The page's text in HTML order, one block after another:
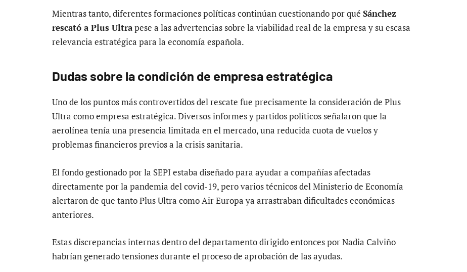
Mientras tanto, diferentes formaciones políticas continúan cuestionando por qué Sánchez
rescató a Plus Ultrapese a las advertencias sobre la viabilidad real de la empresa y su escasa
relevancia estratégica para la economía española.
Dudas sobre la condición de empresa estratégica
Uno de los puntos más controvertidos del rescate fue precisamente la consideración de Plus
Ultra como empresa estratégica. Diversos informes y partidos políticos señalaron que la
aerolínea tenía una presencia limitada en el mercado, una reducida cuota de vuelos y
problemas financieros previos a la crisis sanitaria.
El fondo gestionado por la SEPI estaba diseñado para ayudar a compañías afectadas
directamente por la pandemia del covid-19, pero varios técnicos del Ministerio de Economía
alertaron de que tanto Plus Ultra como Air Europa ya arrastraban dificultades económicas
anteriores.
Estas discrepancias internas dentro del departamento dirigido entonces por Nadia Calviño
habrían generado tensiones durante el proceso de aprobación de las ayudas.